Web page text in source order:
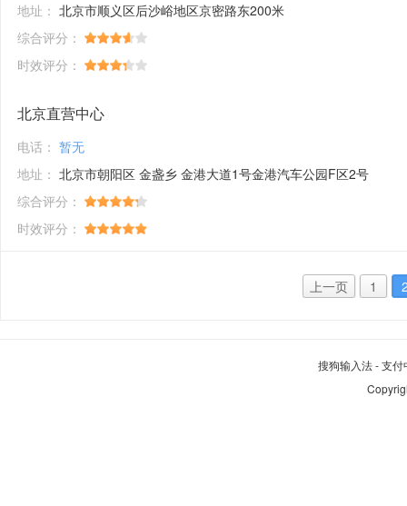
地址： 北京市顺义区后沙峪地区京密路东200米
综合评分：
时效评分：
北京直营中心
电话： 暂无
地址： 北京市朝阳区 金盏乡 金港大道1号金港汽车公园F区2号
综合评分：
时效评分：
上一页 1
搜狗输入法-支付